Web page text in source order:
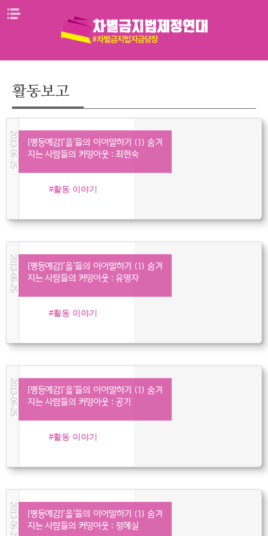
Skip
활동보고
[평등예감]’을’들의 이어말하기 (1) 숨겨
지는 사람들의 커밍아웃 : 최현숙
활동 이야기
2013-06-25
[평등예감]’을’들의 이어말하기 (1) 숨겨
지는 사람들의 커밍아웃 : 유명자
활동 이야기
2013-06-25
[평등예감]’을’들의 이어말하기 (1) 숨겨
지는 사람들의 커밍아웃 : 공기
활동 이야기
2013-06-25
[평등예감]’을’들의 이어말하기 (1) 숨겨
지는 사람들의 커밍아웃 : 정혜실
2013-06-25